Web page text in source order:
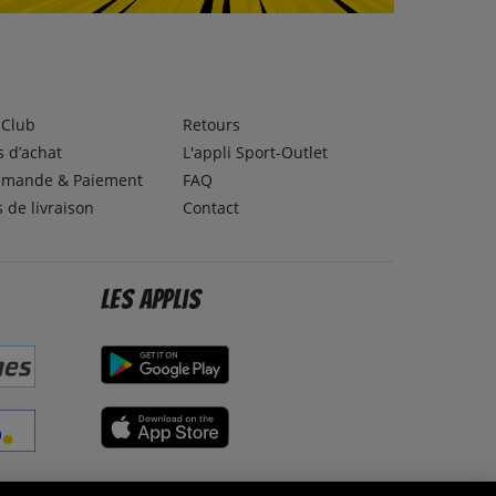
d’achat
& Paiement
de livraison
Retours
L'appli Sport-Outlet
FAQ
Contact
Les applis